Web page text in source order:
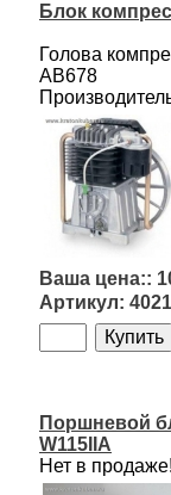
Блок
Голова
АВ678
Поршневой
W115IIA
Нет в